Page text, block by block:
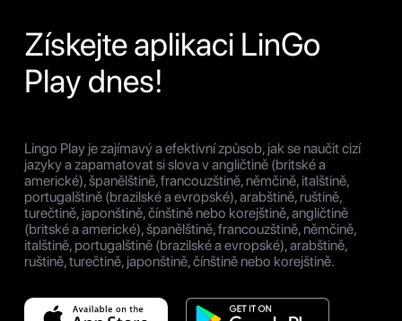
Získejte aplikaci LinGo
Play dnes!
Lingo Play je zajímavý a efektivní způsob, jak se naučit cizí
jazyky a zapamatovat si slova v angličtině (britské a
americké), španělštině, francouzštině, němčině, italštině,
portugalštině (brazilské a evropské), arabštině, ruštině,
turečtině, japonštině, čínštině nebo korejštině, angličtině
(britské a americké), španělštině, francouzštině, němčině,
italštině, portugalštině (brazilské a evropské), arabštině,
ruštině, turečtině, japonštině, čínštině nebo korejštině.